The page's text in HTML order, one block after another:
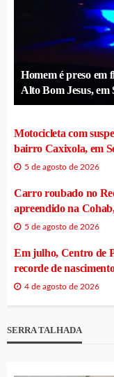
Homem é preso em
Alto Bom Jesus, em
Motocicleta com
bairro Caxixola, em
5 de agosto de 2026
Carro roubado no
apreendido na
5 de agosto de 2026
Em julho, Centro de
recorde de
4 de agosto de 2026
SERRA TALHADA